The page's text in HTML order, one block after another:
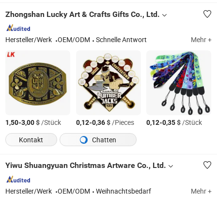
Zhongshan Lucky Art & Crafts Gifts Co., Ltd.
Hersteller/Werk OEM/ODM Schnelle Antwort Mehr +
1,50-3,00$/Stück 0,12-0,36$/Pieces 0,12-0,35$/Stück
Kontakt
Chatten
Yiwu Shuangyuan Christmas Artware Co., Ltd.
Hersteller/Werk OEM/ODM Weihnachtsbedarf Mehr +